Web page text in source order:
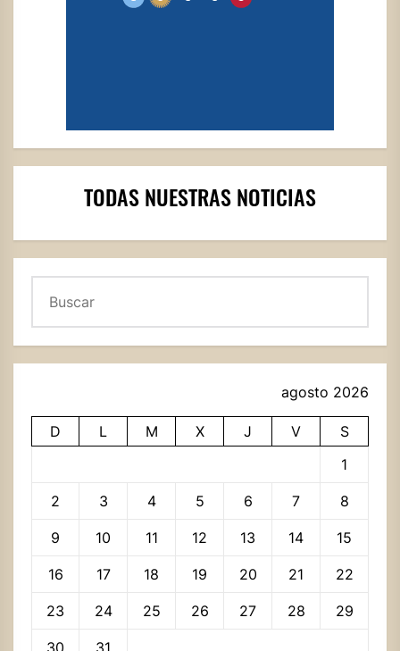
TODAS NUESTRAS NOTICIAS
agosto 2026
D L M X J V
S
1
2 3 4 5 6 7 8
9 10 11 12 13 14 15
16 17 18 19 20 21 22
23 24 25 26 27 28 29